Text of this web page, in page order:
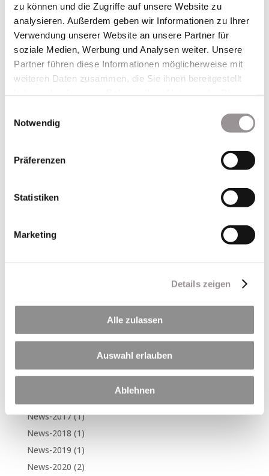
zu können und die Zugriffe auf unsere Website zu
analysieren. Außerdem geben wir Informationen zu Ihrer
Verwendung unserer Website an unsere Partner für
soziale Medien, Werbung und Analysen weiter. Unsere
Partner führen diese Informationen möglicherweise mit
weiteren Daten zusammen, die Sie ihnen bereitgestellt
Notwendig
Präferenzen
Statistiken
Marketing
Details zeigen
Alle zulassen
Auswahl erlauben
Ablehnen
Neueste Beiträge
Gemeinschaft und jede Menge Spaß! 🍍
LZR ist Mitglied im Biodiversitätsbündnis Mainfranken
120 Jahre LZR
Neueste Kommentare
News-2017(1)
News-2018 (1)
News-2019 (1)
News-2020 (2)